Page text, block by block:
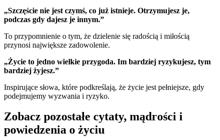
„Szczęście nie jest czymś, co już istnieje. Otrzymujesz je,
podczas gdy dajesz je innym.”
To przypomnienie o tym, że dzielenie się radością i miłością
przynosi największe zadowolenie.
„Życie to jedno wielkie przygoda. Im bardziej ryzykujesz, tym
bardziej żyjesz.”
Inspirujące słowa, które podkreślają, że życie jest pełniejsze, gdy
podejmujemy wyzwania i ryzyko.
Zobacz pozostałe cytaty, mądrości i
powiedzenia o życiu